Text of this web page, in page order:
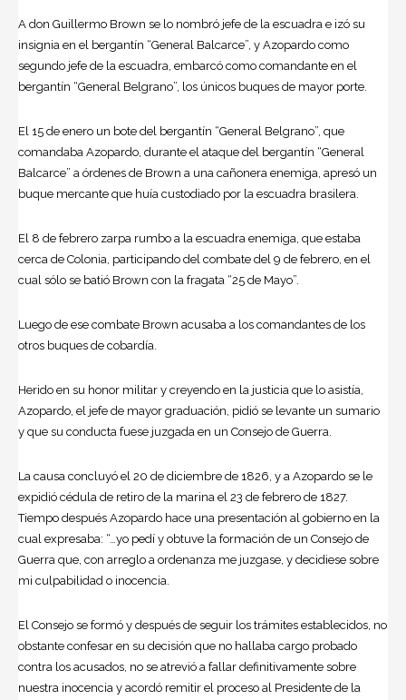
A don Guillermo Brown se lo nombró jefe de la escuadra e izó su
insignia en el bergantín “General Balcarce”, y Azopardo como
segundo jefe de la escuadra, embarcó como comandante en el
bergantín “General Belgrano”, los únicos buques de mayor porte.
El 15 de enero un bote del bergantín “General Belgrano”, que
comandaba Azopardo, durante el ataque del bergantín “General
Balcarce” a órdenes de Brown a una cañonera enemiga, apresó un
buque mercante que huía custodiado por la escuadra brasilera.
El 8 de febrero zarpa rumbo a la escuadra enemiga, que estaba
cerca de Colonia, participando del combate del 9 de febrero, en el
cual sólo se batió Brown con la fragata “25 de Mayo”.
Luego de ese combate Brown acusaba a los comandantes de los
otros buques de cobardía.
Herido en su honor militar y creyendo en la justicia que lo asistía,
Azopardo, el jefe de mayor graduación, pidió se levante un sumario
y que su conducta fuese juzgada en un Consejo de Guerra.
La causa concluyó el 20 de diciembre de 1826, y a Azopardo se le
expidió cédula de retiro de la marina el 23 de febrero de 1827.
Tiempo después Azopardo hace una presentación al gobierno en la
cual expresaba: “…yo pedí y obtuve la formación de un Consejo de
Guerra que, con arreglo a ordenanza me juzgase, y decidiese sobre
mi culpabilidad o inocencia.
El Consejo se formó y después de seguir los trámites establecidos, no
obstante confesar en su decisión que no hallaba cargo probado
contra los acusados, no se atrevió a fallar definitivamente sobre
nuestra inocencia y acordó remitir el proceso al Presidente de la